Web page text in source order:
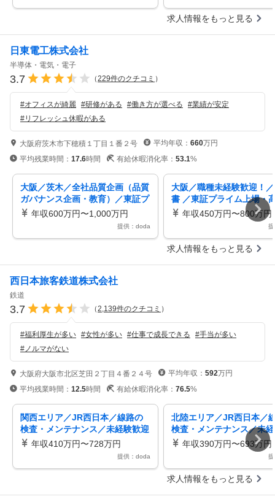
求人情報をもっと見る
日東電工株式会社
半導体・電気・電子
3.7 （229件のクチコミ ）
#オフィスが綺麗 #研修がある #働き方が選べる #業績が安定
#リフレッシュ休暇がある
大阪府茨木市下穂積１丁目１番２号 平均年収： 660万円
平均残業時間： 17.6時間 有給休暇消化率： 53.1%
大阪／茨木／全社品質企画（品質
ガバナンス企画・教育）／東証プ
ライム上場／Nitto
年収600万円〜1,000万円
提供：doda
大阪／職種未経験歓迎！
書 ／東証プライム上場・
材料メーカー
年収450万円〜800万円
求人情報をもっと見る
西日本旅客鉄道株式会社
鉄道
3.7 （2,139件のクチコミ ）
#福利厚生が多い #女性が多い #仕事で成長できる #手当が多い
#ノルマがない
大阪府大阪市北区芝田２丁目４番２４号 平均年収： 592万円
平均残業時間： 12.5時間 有給休暇消化率： 76.5%
関西エリア／JR西日本／線路の
検査・メンテナンス／未経験歓迎
鉄道インフラに携わる！／残業月
年収410万円〜728万円
提供：doda
北陸エリア／JR西日本／
検査・メンテナンス／未
鉄道インフラに携わる！
年収390万円〜693万円
求人情報をもっと見る